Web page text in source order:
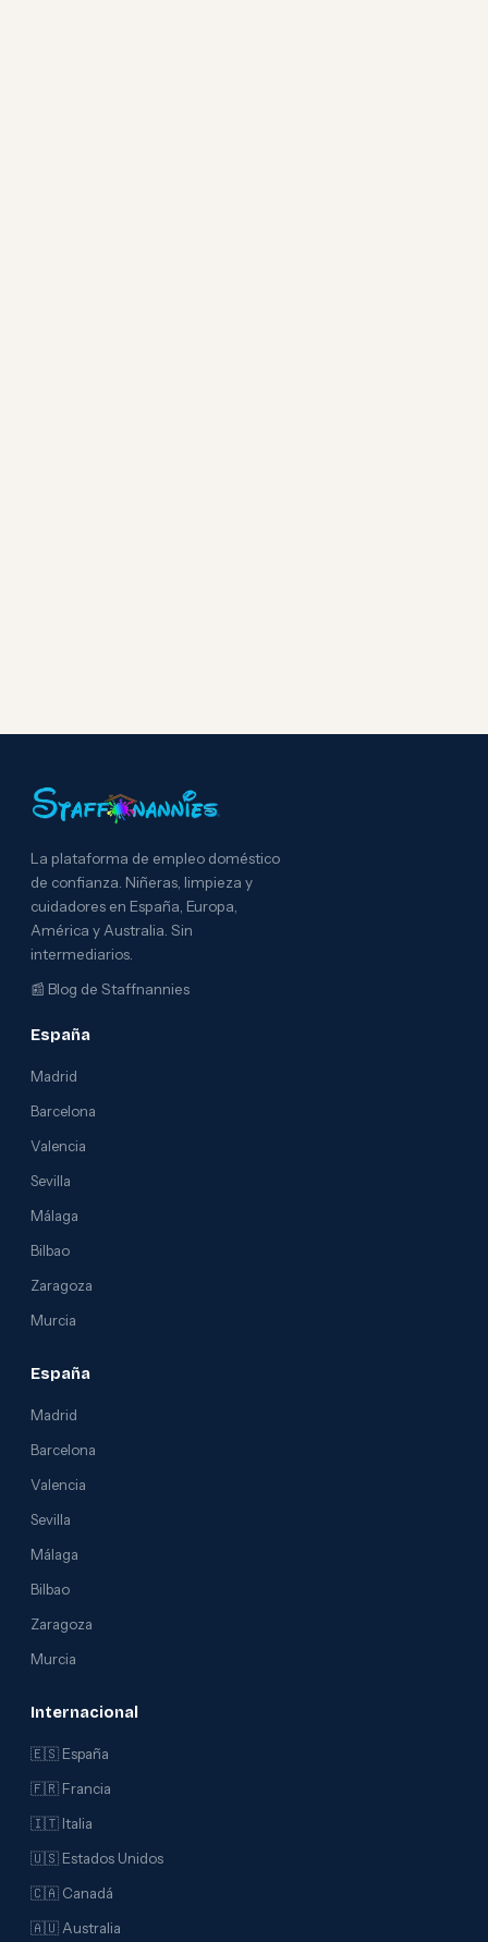
La plataforma de empleo doméstico
de confianza. Niñeras, limpieza y
cuidadores en España, Europa,
América y Australia. Sin
intermediarios.
📰 Blog de Staffnannies
España
Madrid
Barcelona
Valencia
Sevilla
Málaga
Bilbao
Zaragoza
Murcia
España
Madrid
Barcelona
Valencia
Sevilla
Málaga
Bilbao
Zaragoza
Murcia
Internacional
🇪🇸 España
🇫🇷 Francia
🇮🇹 Italia
🇺🇸 Estados Unidos
🇨🇦 Canadá
🇦🇺 Australia